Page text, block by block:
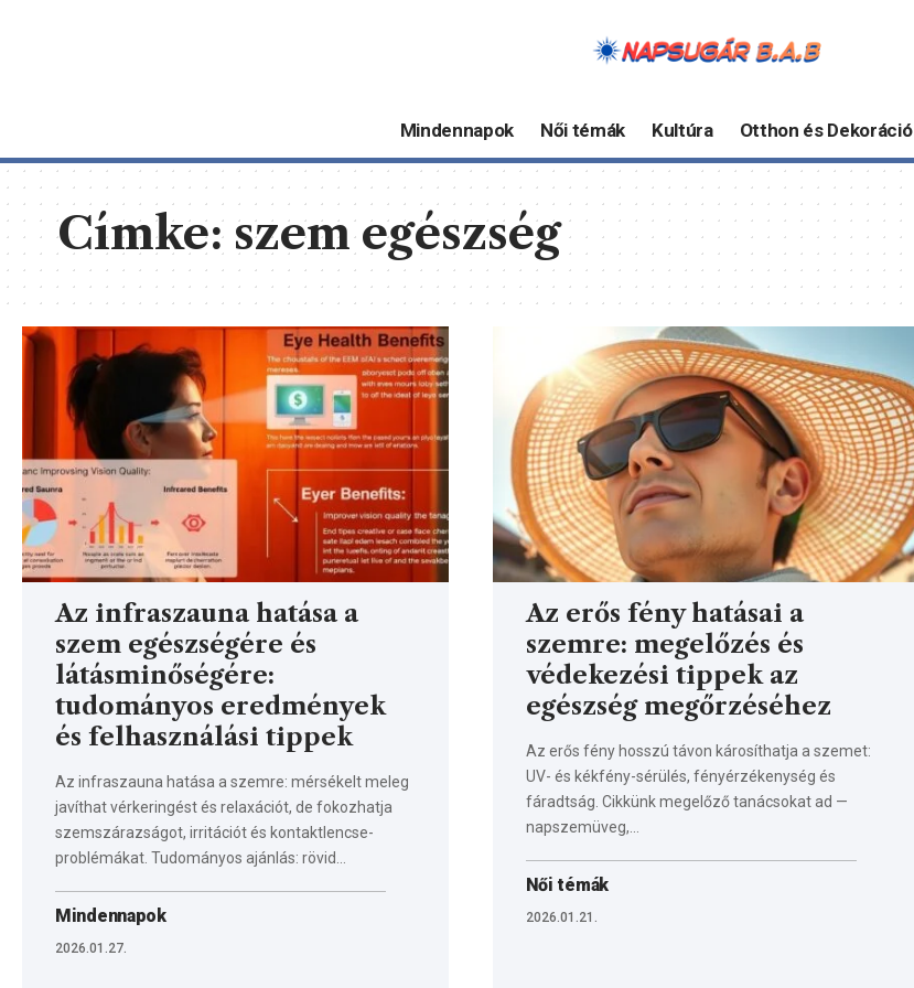
Mindennapok Női témák Kultúra Otthon és Dekoráció
Címke: szem egészség
Az infraszauna hatása a
szem egészségére és
látásminőségére:
tudományos eredmények
és felhasználási tippek
Az infraszauna hatása a szemre: mérsékelt meleg
javíthat vérkeringést és relaxációt, de fokozhatja
szemszárazságot, irritációt és kontaktlencse-
problémákat. Tudományos ajánlás: rövid…
Mindennapok
2026.01.27.
Az erős fény hatásai a
szemre: megelőzés és
védekezési tippek az
egészség megőrzéséhez
Az erős fény hosszú távon károsíthatja a szemet:
UV- és kékfény-sérülés, fényérzékenység és
fáradtság. Cikkünk megelőző tanácsokat ad —
napszemüveg,…
Női témák
2026.01.21.